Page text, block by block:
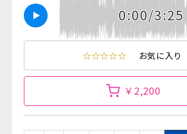
0:00/3:25
☆☆☆☆☆ お気に入り
￥2,200